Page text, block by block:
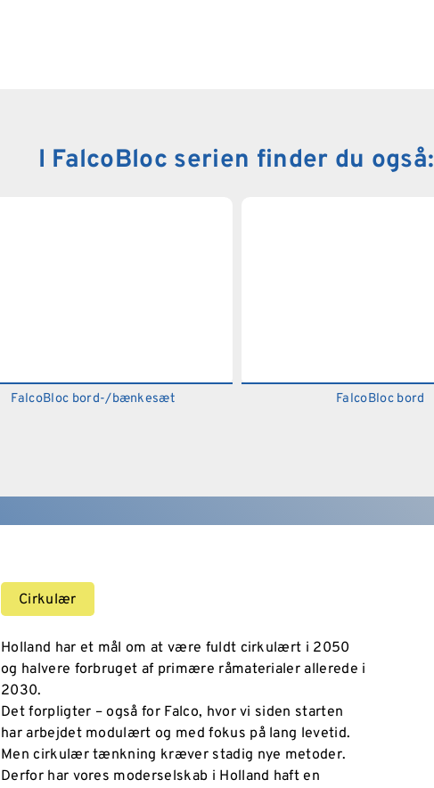
I FalcoBloc serien finder du også:
FalcoBloc bord-/bænkesæt FalcoBloc bord
Cirkulær
Holland har et mål om at være fuldt cirkulært i 2050
og halvere forbruget af primære råmaterialer allerede i
2030.
Det forpligter – også for Falco, hvor vi siden starten
har arbejdet modulært og med fokus på lang levetid.
Men cirkulær tænkning kræver stadig nye metoder.
Derfor har vores moderselskab i Holland haft en